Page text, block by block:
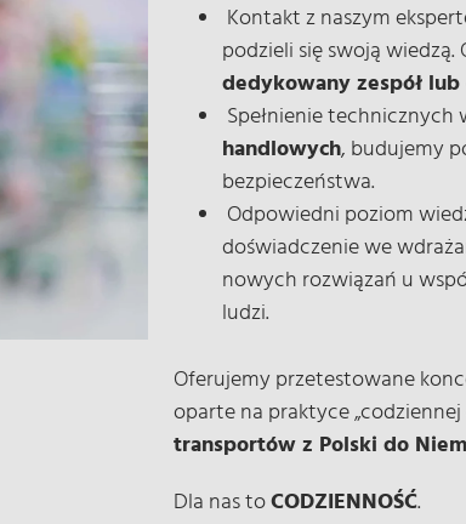
Kontakt z naszym
podzieli się swoją wiedzą.
dedykowany zespół
Spełnienie technicznych
handlowych, budujemy
bezpieczeństwa.
Odpowiedni poziom
doświadczenie we
nowych rozwiązań u
ludzi.
Oferujemy przetestowane
oparte na praktyce „codziennej
transportów z Polski do
Dla nas toCODZIENNOŚĆ.